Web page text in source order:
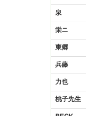
泉
栄ニ
東郷
兵藤
力也
桃子先生